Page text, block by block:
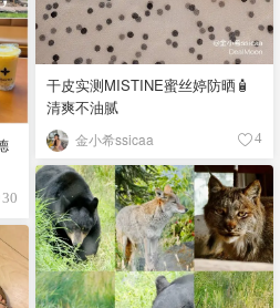
干皮实测MISTINE蜜丝婷防晒🧴
清爽不油腻
金小希ssicaa 4
30